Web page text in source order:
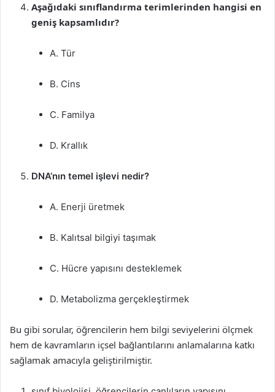
Aşağıdaki sınıflandırma terimlerinden hangisi en
geniş kapsamlıdır?
A. Tür
B. Cins
C. Familya
D. Krallık
DNA’nın temel işlevi nedir?
A. Enerji üretmek
B. Kalıtsal bilgiyi taşımak
C. Hücre yapısını desteklemek
D. Metabolizma gerçekleştirmek
Bu gibi sorular, öğrencilerin hem bilgi seviyelerini ölçmek
hem de kavramların içsel bağlantılarını anlamalarına katkı
sağlamak amacıyla geliştirilmiştir.